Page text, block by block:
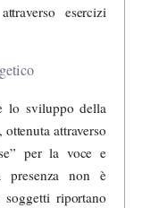
esercizi
lo sviluppo della
ottenuta attraverso
per la voce e
presenza non è
riportano